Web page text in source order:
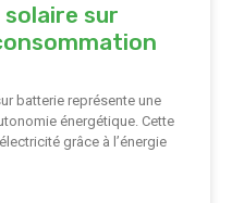
sur
batterie représente une
énergétique. Cette
grâce à l’énergie